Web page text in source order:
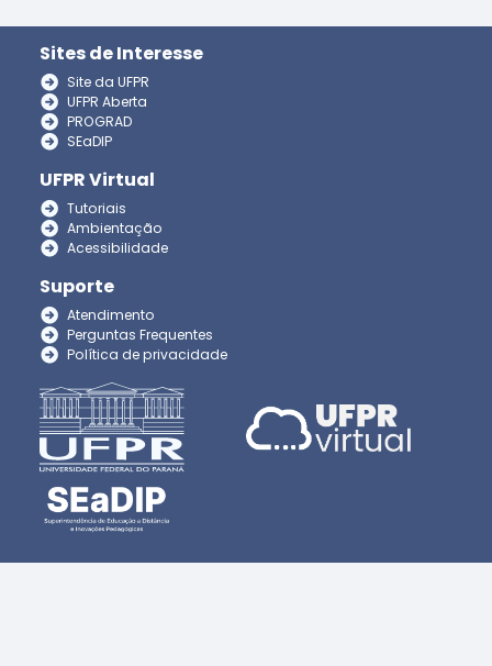
Sites de Interesse
Site da UFPR
UFPR Aberta
PROGRAD
SEaDIP
UFPR Virtual
Tutoriais
Ambientação
Acessibilidade
Suporte
Atendimento
Perguntas Frequentes
Política de privacidade